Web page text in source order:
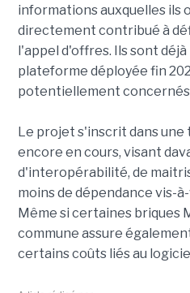
informations auxquelles ils
directement contribué à
l'appel d'offres. Ils sont
plateforme déployée fin
potentiellement
Le projet s'inscrit dans une
encore en cours, visant
d'interopérabilité, de
moins de dépendance vis-
Même si certaines briques
commune assure
certains coûts liés au